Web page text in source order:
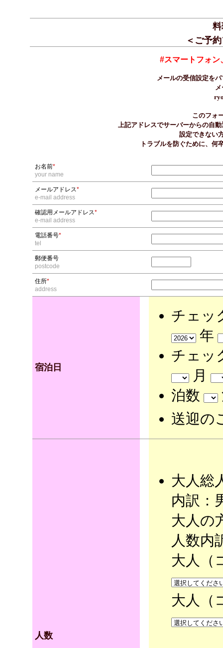
＜ご予約
#スマートフォン
メールの受信設定を
このフォ
上記アドレスでサーバーからの自
設定できない
トラブルを防ぐために、何
お名前*
your name
メールアドレス*
e-mail address
確認用メールアドレス*
e-mail address
電話番号*
tel
郵便番号
postcode
住所*
address
宿泊日
チェッ
年
チェッ
月
泊数
送迎の
人数
大人総
内訳：
大人の
人数内
大人（
大人（